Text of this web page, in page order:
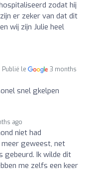
zodat hij
er zeker van dat dit
wij zijn Julie heel
Publié le
3 months
snel gkelpen
ago
niet had
geweest, net
gebeurd. Ik wilde dit
me zelfs een keer